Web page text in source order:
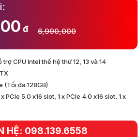
đ 6,990,000
CPU Intel thế hệ thứ 12, 13 và 14
(Tối đa 128GB)
PCIe 5.0 x16 slot, 1 x PCIe 4.0 x16 slot, 1 x
HỆ: 098.139.6558